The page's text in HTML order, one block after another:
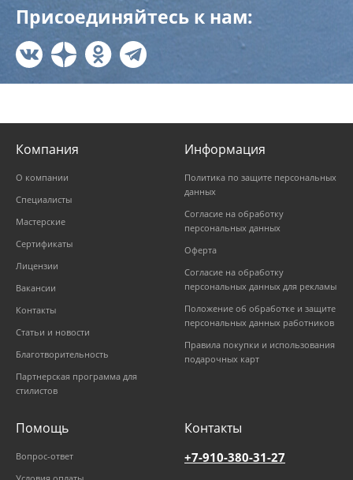
Присоединяйтесь к нам:
Компания
О компании
Специалисты
Мастерские
Сертификаты
Лицензии
Вакансии
Контакты
Статьи и новости
Благотворительность
Партнерская программа для
стилистов
Информация
Политика по защите персональных
данных
Согласие на обработку
персональных данных
Оферта
Согласие на обработку
персональных данных для рекламы
Положение об обработке и защите
персональных данных работников
Правила покупки и использования
подарочных карт
Помощь
Вопрос-ответ
Контакты
+7-910-380-31-27